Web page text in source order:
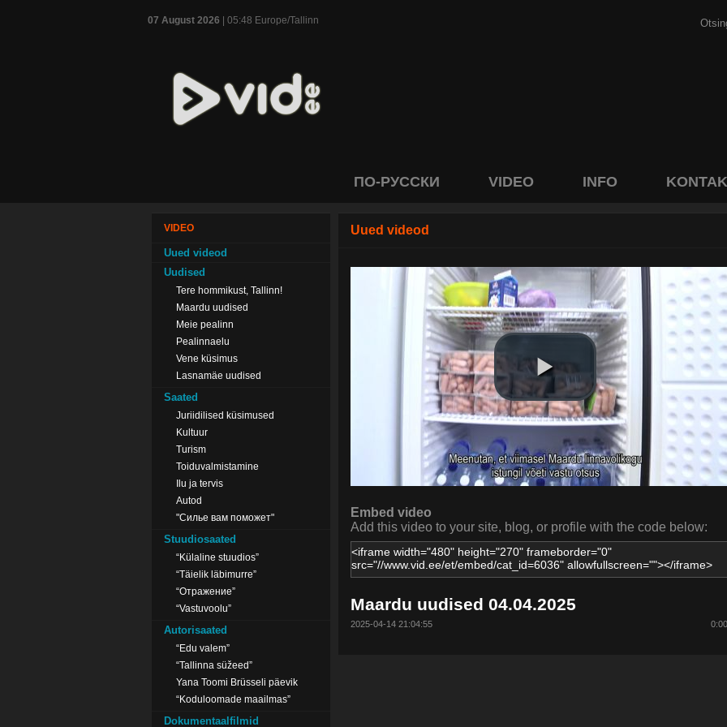
07 August 2026 | 05:48 Europe/Tallinn
ПО-РУССКИ VIDEO INFO
VIDEO
Uued videod
Uudised
Tere hommikust, Tallinn!
Maardu uudised
Meie pealinn
Pealinnaelu
Vene küsimus
Lasnamäe uudised
Saated
Juriidilised küsimused
Kultuur
Turism
Toiduvalmistamine
Ilu ja tervis
Autod
"Силье вам поможет"
Stuudiosaated
“Külaline stuudios”
“Täielik läbimurre”
“Отражение”
“Vastuvoolu”
Autorisaated
“Edu valem”
“Tallinna süžeed”
Yana Toomi Brüsseli päevik
“Koduloomade maailmas”
Dokumentaalfilmid
Uued videod
Embed video
Add this video to your site, blog, or profile with the code below:
Maardu uudised 04.04.2025
2025-04-14 21:04:55